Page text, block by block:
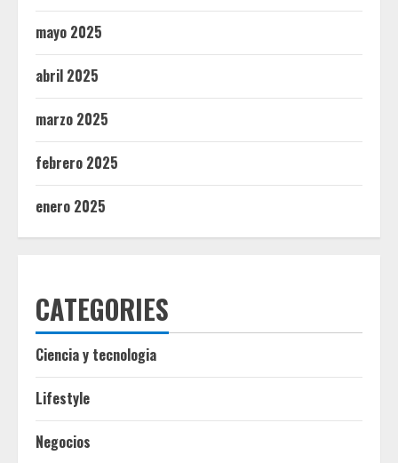
mayo 2025
abril 2025
marzo 2025
febrero 2025
enero 2025
CATEGORIES
Ciencia y tecnologia
Lifestyle
Negocios